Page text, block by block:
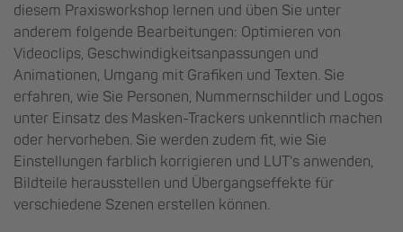
diesem Praxisworkshop lernen und üben Sie unter
anderem folgende Bearbeitungen: Optimieren von
Videoclips, Geschwindigkeitsanpassungen und
Animationen, Umgang mit Grafiken und Texten. Sie
erfahren, wie Sie Personen, Nummernschilder und Logos
unter Einsatz des Masken-Trackers unkenntlich machen
oder hervorheben. Sie werden zudem fit, wie Sie
Einstellungen farblich korrigieren und LUT's anwenden,
Bildteile herausstellen und Übergangseffekte für
verschiedene Szenen erstellen können.